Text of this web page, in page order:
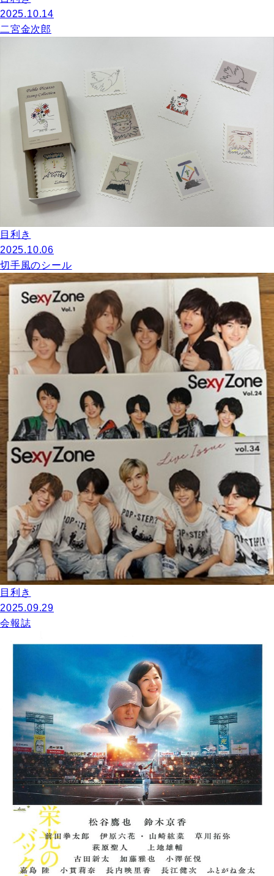
2025.10.14
二宮金次郎
目利き
2025.10.06
切手風のシール
目利き
2025.09.29
会報誌